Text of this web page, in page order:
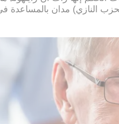
النازي) مدان بالمساعدة